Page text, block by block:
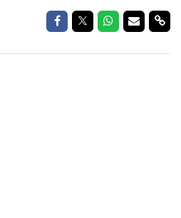
Delen op Facebook
Delen op Twitter
Delen op
Delen